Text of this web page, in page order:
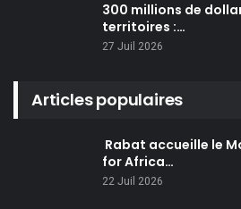
300 millions de
territoires :…
27 Juil 2026
Articles populaires
Rabat accueille le
for Africa…
22 Juil 2026